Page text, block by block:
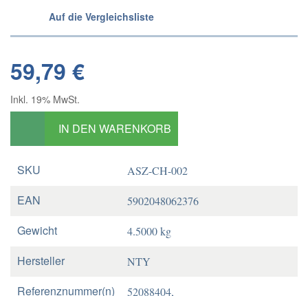
Auf die Vergleichsliste
59,79 €
Inkl. 19% MwSt.
IN DEN WARENKORB
SKU ASZ-CH-002
EAN 5902048062376
Gewicht 4.5000 kg
Hersteller NTY
Referenznummer(n)
52088404,